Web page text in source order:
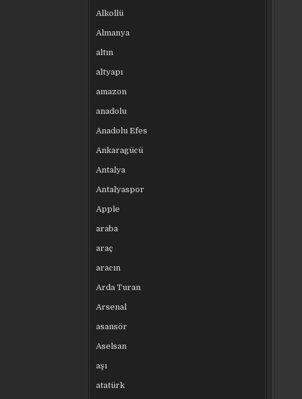
Alkollü
Almanya
altın
altyapı
amazon
anadolu
Anadolu Efes
Ankaragücü
Antalya
Antalyaspor
Apple
araba
araç
aracın
Arda Turan
Arsenal
asansör
Aselsan
aşı
atatürk